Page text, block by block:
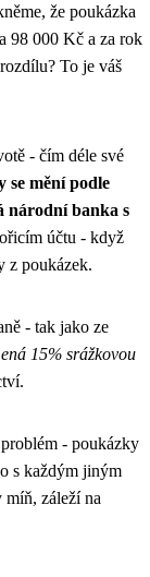
že poukázka
98 000 Kč a za rok
To je váš
- čím déle své
se mění podle
národní banka s
účtu - když
z poukázek.
- tak jako ze
15% srážkovou
- poukázky
s každým jiným
záleží na